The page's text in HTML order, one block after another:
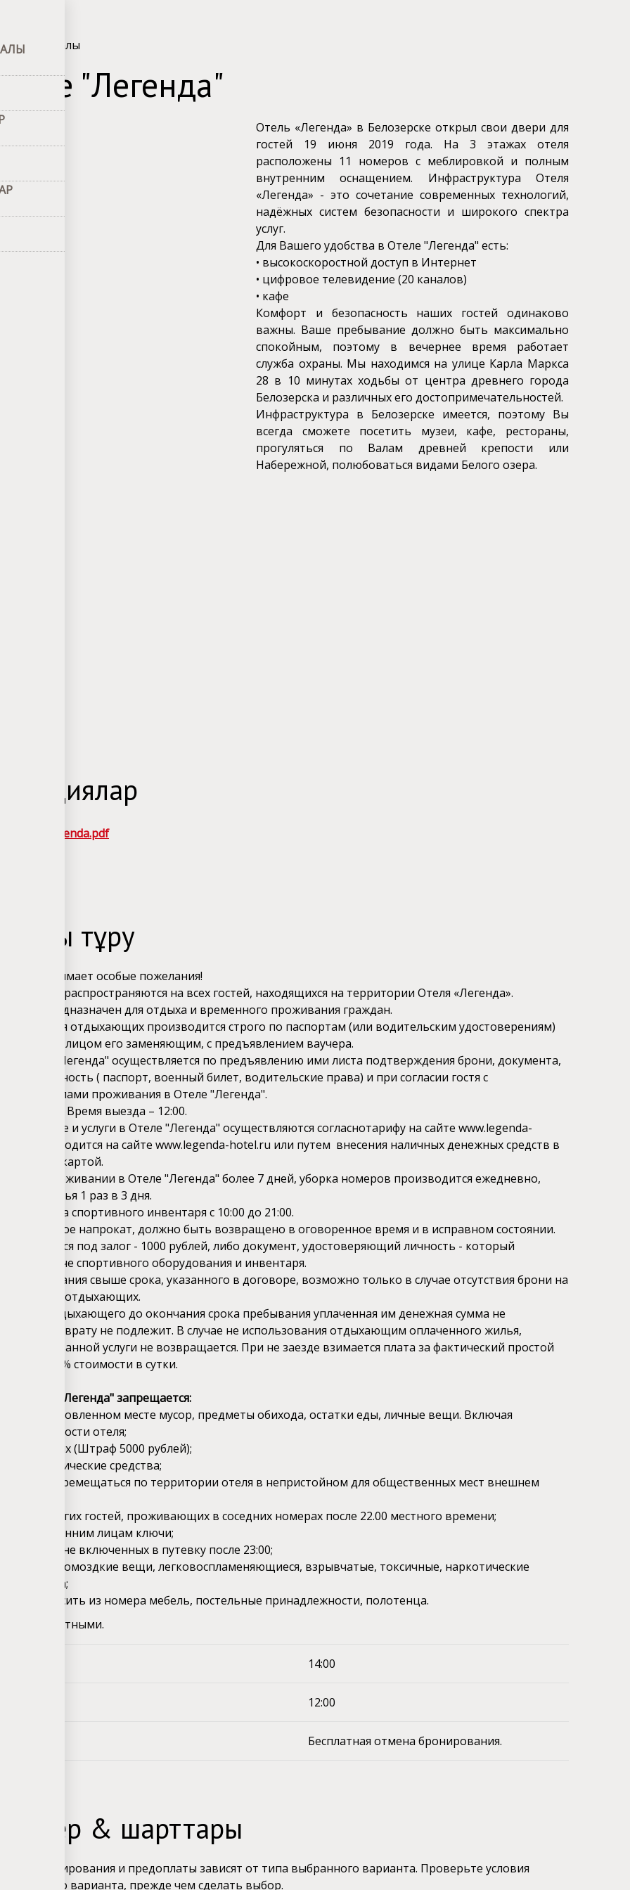
үйі туралы
"Легенда"
Отель «Легенда» в Белозерске открыл свои двери для
гостей 19 июня 2019 года. На 3 этажах отеля
расположены 11 номеров с меблировкой и полным
внутренним оснащением. Инфраструктура Отеля
«Легенда» - это сочетание современных технологий,
надёжных систем безопасности и широкого спектра
услуг.
Для Вашего удобства в Отеле "Легенда" есть:
• высокоскоростной доступ в Интернет
• цифровое телевидение (20 каналов)
• кафе
Комфорт и безопасность наших гостей одинаково
важны. Ваше пребывание должно быть максимально
спокойным, поэтому в вечернее время работает
служба охраны. Мы находимся на улице Карла Маркса
28 в 10 минутах ходьбы от центра древнего города
Белозерска и различных его достопримечательностей.
Инфраструктура в Белозерске имеется, поэтому Вы
всегда сможете посетить музеи, кафе, рестораны,
прогуляться по Валам древней крепости или
Набережной, полюбоваться видами Белого озера.
отель Legenda.pdf
тұру
принимает особые пожелания!
Правила распространяются на всех гостей, находящихся на территории Отеля «Легенда».
предназначен для отдыха и временного проживания граждан.
отдыхающих производится строго по паспортам (или водительским удостоверениям)
или лицом его заменяющим, с предъявлением ваучера.
в Отель "Легенда" осуществляется по предъявлению ими листа подтверждения брони, документа,
личность ( паспорт, военный билет, водительские права) и при согласии гостя с
правилами проживания в Отеле "Легенда".
– 14:00. Время выезда – 12:00.
проживание и услуги в Отеле "Легенда" осуществляются согласнотарифу на сайте www.legenda-
производится на сайте www.legenda-hotel.ru или путем внесения наличных денежных средств в
картой.
проживании в Отеле "Легенда" более 7 дней, уборка номеров производится ежедневно,
белья 1 раз в 3 дня.
склада спортивного инвентаря с 10:00 до 21:00.
взятое напрокат, должно быть возвращено в оговоренное время и в исправном состоянии.
выдается под залог - 1000 рублей, либо документ, удостоверяющий личность - который
при сдаче спортивного оборудования и инвентаря.
пребывания свыше срока, указанного в договоре, возможно только в случае отсутствия брони на
для других отдыхающих.
выезда отдыхающего до окончания срока пребывания уплаченная им денежная сумма не
и возврату не подлежит. В случае не использования отдыхающим оплаченного жилья,
забронированной услуги не возвращается. При не заезде взимается плата за фактический простой
100% стоимости в сутки.
отеля "Легенда" запрещается:
в не установленном месте мусор, предметы обихода, остатки еды, личные вещи. Включая
и окрестности отеля;
помещениях (Штраф 5000 рублей);
наркотические средства;
и перемещаться по территории отеля в непристойном для общественных мест внешнем
покой других гостей, проживающих в соседних номерах после 22.00 местного времени;
посторонним лицам ключи;
гостей, не включенных в путевку после 23:00;
в номере громоздкие вещи, легковоспламеняющиеся, взрывчатые, токсичные, наркотические
и вещества;
выносить из номера мебель, постельные принадлежности, полотенца.
с животными.
14:00
12:00
Бесплатная отмена бронирования.
& шарттары
бронирования и предоплаты зависят от типа выбранного варианта. Проверьте условия
каждого варианта, прежде чем сделать выбор.